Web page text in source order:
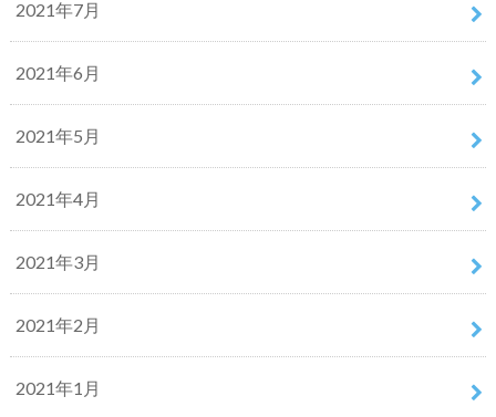
2021年7月
2021年6月
2021年5月
2021年4月
2021年3月
2021年2月
2021年1月